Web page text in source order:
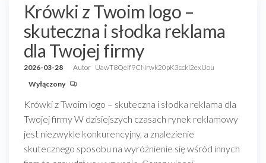
Krówki z Twoim logo –
skuteczna i słodka reklama
dla Twojej firmy
2026-03-28 Autor UawT8QeIf9CNrwk20pK3ccki2exUou
Wyłączony
Krówki z Twoim logo – skuteczna i słodka reklama dla
Twojej firmy W dzisiejszych czasach rynek reklamowy
jest niezwykle konkurencyjny, a znalezienie
skutecznego sposobu na wyróżnienie się wśród innych